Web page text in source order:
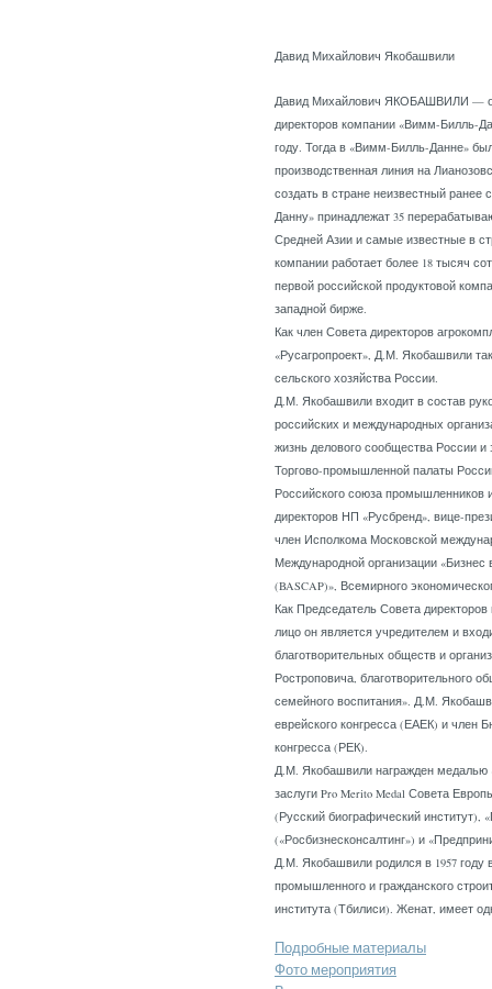
Давид Михайлович Якобашвили
Давид Михайлович ЯКОБАШВИЛИ —
директоров компании «Вимм-Билль-
году. Тогда в «Вимм-Билль-Данне»
производственная линия на
создать в стране неизвестный
Данну» принадлежат 35
Средней Азии и самые известные в
компании работает более 18 тысяч
первой российской продуктовой
западной бирже.
Как член Совета директоров
«Русагропроект», Д.М. Якобашвили
сельского хозяйства России.
Д.М. Якобашвили входит в состав
российских и международных
жизнь делового сообщества России
Торгово-промышленной палаты
Российского союза промышленников
директоров НП «Русбренд», вице-
член Исполкома Московской
Международной организации «Бизнес
(BASCAP)», Всемирного
Как Председатель Совета
лицо он является учредителем и
благотворительных обществ и
Ростроповича, благотворительного
семейного воспитания». Д.М.
еврейского конгресса (ЕАЕК) и член
конгресса (РЕК).
Д.М. Якобашвили награжден медалью
заслуги Pro Merito Medal Совета
(Русский биографический институт),
(«Росбизнесконсалтинг») и
Д.М. Якобашвили родился в 1957 году
промышленного и гражданского
института (Тбилиси). Женат, имеет
Подробные материалы
Фото мероприятия